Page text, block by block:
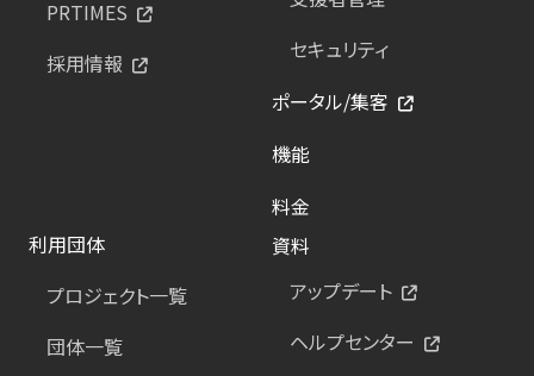
PRTIMES
採用情報
セキュリティ
ポータル/集客
機能
料金
利用団体
プロジェクト一覧
団体一覧
資料
アップデート
ヘルプセンター